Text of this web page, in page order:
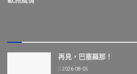
再見，巴塞羅那！
2026-08-05